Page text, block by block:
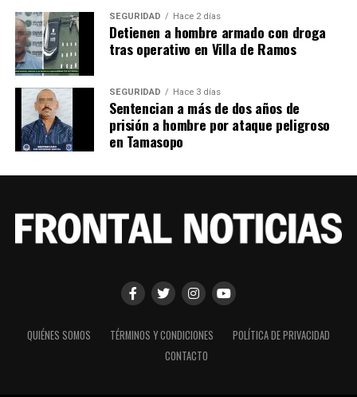
SEGURIDAD Hace 2 días
Detienen a hombre armado con droga
tras operativo en Villa de Ramos
SEGURIDAD Hace 3 días
Sentencian a más de dos años de
prisión a hombre por ataque peligroso
en Tamasopo
QUIÉNES SOMOS TÉRMINOS Y CONDICIONES
POLÍTICA DE PRIVACIDAD
CONTACTO